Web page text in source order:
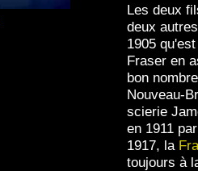
Les deux
deux
1905
Fraser en
bon
Nouveau-
scierie
en 1911
1917, la
toujours à